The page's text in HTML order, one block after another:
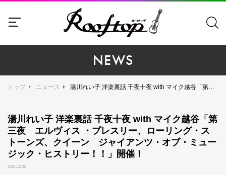
NEWS
トップ ニュース 湯川れい子 洋楽裏話 千夜十夜 with マイク越谷「第三夜 エルヴィス ・プレスリー、ローリング・ストーンズ、クイーン ジャイアンツ・オブ・ミュージック・ヒストリー！！」開催！
湯川れい子 洋楽裏話 千夜十夜 with マイク越谷「第
三夜 エルヴィス ・プレスリー、ローリング・ス
トーンズ、クイーン ジャイアンツ・オブ・ミュー
ジック・ヒストリー！！」開催！
2021.12.02